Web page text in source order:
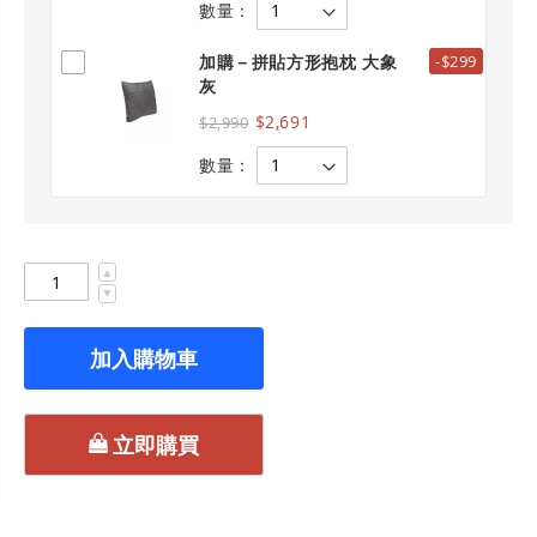
數量：
加購－拼貼方形抱枕 大象
灰
$2,990 $2,691
數量：
-$299
▲
▼
加入購物車
立即購買